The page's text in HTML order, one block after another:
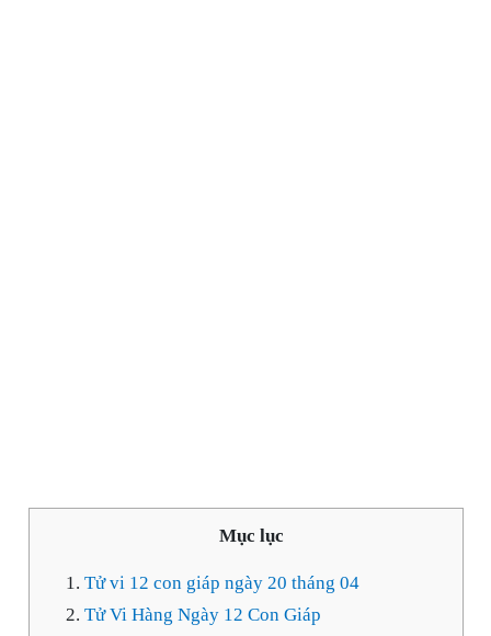
Mục lục
Tử vi 12 con giáp ngày 20 tháng 04
Tử Vi Hàng Ngày 12 Con Giáp